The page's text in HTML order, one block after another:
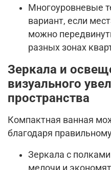
Многоуровневые
вариант, если
можно
разных зонах
Зеркала и
визуального
пространства
Компактная ванная
благодаря
Зеркала с
мелочи и